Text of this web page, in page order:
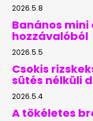
2026.5.8
Banános
hozzávalóból
2026.5.5
Csokis
sütés nélküli
2026.5.4
A tökéletes